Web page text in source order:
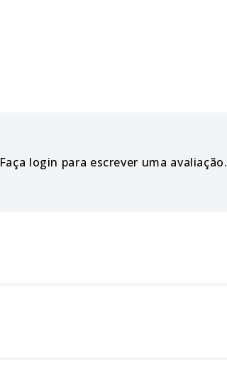
Faça login para escrever uma avaliação.